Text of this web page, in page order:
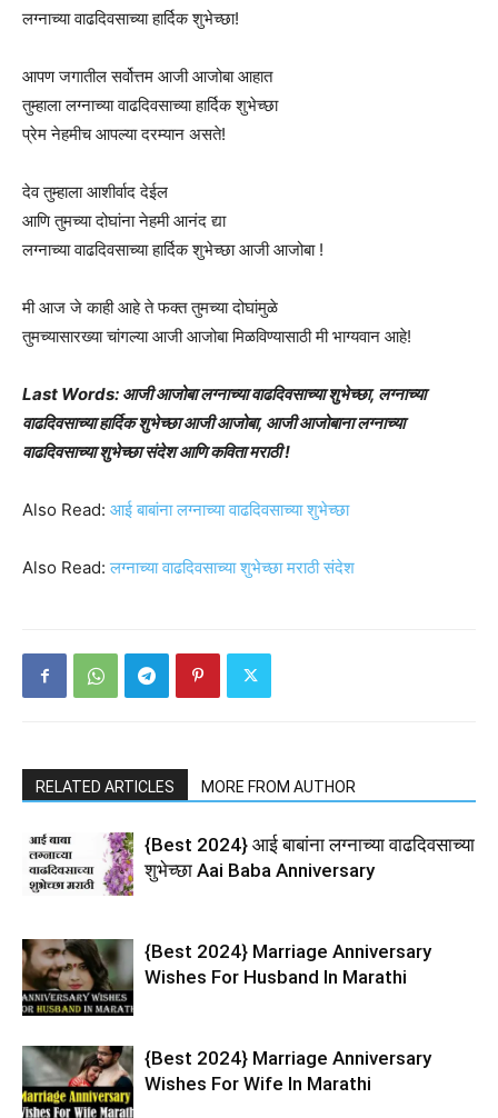
लग्नाच्या वाढदिवसाच्या हार्दिक शुभेच्छा!
आपण जगातील सर्वोत्तम आजी आजोबा आहात
तुम्हाला लग्नाच्या वाढदिवसाच्या हार्दिक शुभेच्छा
प्रेम नेहमीच आपल्या दरम्यान असते!
देव तुम्हाला आशीर्वाद देईल
आणि तुमच्या दोघांना नेहमी आनंद द्या
लग्नाच्या वाढदिवसाच्या हार्दिक शुभेच्छा आजी आजोबा !
मी आज जे काही आहे ते फक्त तुमच्या दोघांमुळे
तुमच्यासारख्या चांगल्या आजी आजोबा मिळविण्यासाठी मी भाग्यवान आहे!
Last Words: आजी आजोबा लग्नाच्या वाढदिवसाच्या शुभेच्छा, लग्नाच्या
वाढदिवसाच्या हार्दिक शुभेच्छा आजी आजोबा, आजी आजोबाना लग्नाच्या
वाढदिवसाच्या शुभेच्छा संदेश आणि कविता मराठी !
Also Read: आई बाबांना लग्नाच्या वाढदिवसाच्या शुभेच्छा
Also Read:लग्नाच्या वाढदिवसाच्या शुभेच्छा मराठी संदेश
RELATED ARTICLES MORE FROM AUTHOR
{Best 2024} आई बाबांना लग्नाच्या वाढदिवसाच्या
शुभेच्छा Aai Baba Anniversary
{Best 2024} Marriage Anniversary
Wishes For Husband In Marathi
{Best 2024} Marriage Anniversary
Wishes For Wife In Marathi